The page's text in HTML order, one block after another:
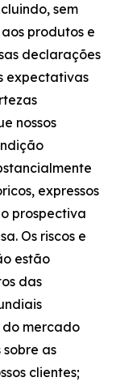
sem
produtos e
declarações
expectativas
nossos
expressos
prospectiva
Os riscos e
estão
das
mercado
sobre as
clientes;